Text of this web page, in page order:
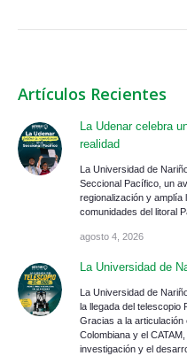
Artículos Recientes
La Udenar celebra
realidad
La Universidad de
Seccional Pacífico, un
regionalización y amplía
comunidades del litoral
agosto 4, 2026
La Universidad de
La Universidad de
la llegada del telescopio
Gracias a la
Colombiana y el
investigación y el